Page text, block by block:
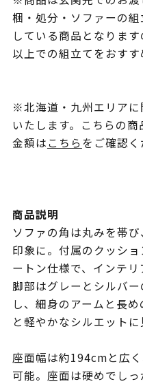
梱・処分・ソファーの
している商品となりま
以上での組立てをおすす
※北海道・九州エリア
いたします。こちらの商
金額はこちらをご確認く
商品説明
ソファの角は丸みを帯
印象に。付属のクッシ
ートン仕様で、インテリ
脚部はグレーとシルバ
し、細身のアームと長
と軽やかなシルエットに
座面幅は約194cmと広
可能。座面は硬めでし